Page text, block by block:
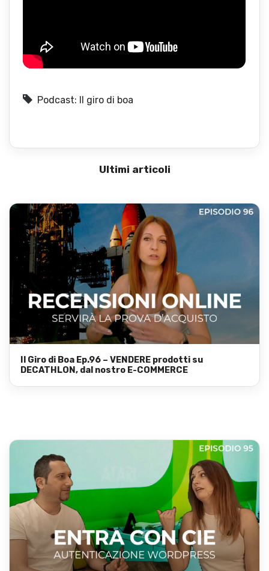
Podcast: Il giro di boa
Ultimi articoli
Il Giro di Boa Ep.96 – VENDERE prodotti su
DECATHLON, dal nostro E-COMMERCE